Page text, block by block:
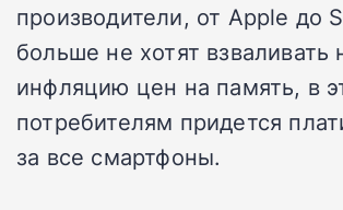
производители, от Apple до
больше не хотят взваливать
инфляцию цен на память, в
потребителям придется
за все смартфоны.